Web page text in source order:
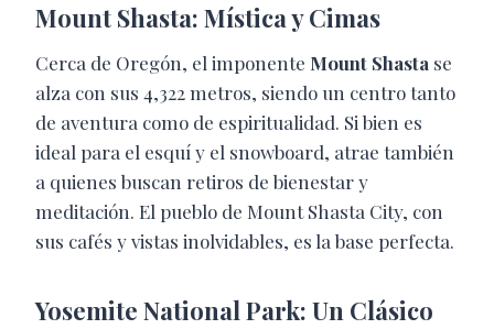
Mount Shasta: Mística y Cimas
Cerca de Oregón, el imponente Mount Shasta se
alza con sus 4,322 metros, siendo un centro tanto
de aventura como de espiritualidad. Si bien es
ideal para el esquí y el snowboard, atrae también
a quienes buscan retiros de bienestar y
meditación. El pueblo de Mount Shasta City, con
sus cafés y vistas inolvidables, es la base perfecta.
Yosemite National Park: Un Clásico